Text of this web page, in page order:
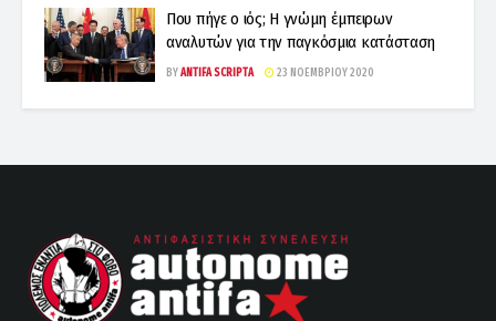
Που πήγε ο ιός; Η γνώμη έμπειρων
αναλυτών για την παγκόσμια κατάσταση
BYANTIFA SCRIPTA 23 ΝΟΕΜΒΡΊΟΥ 2020